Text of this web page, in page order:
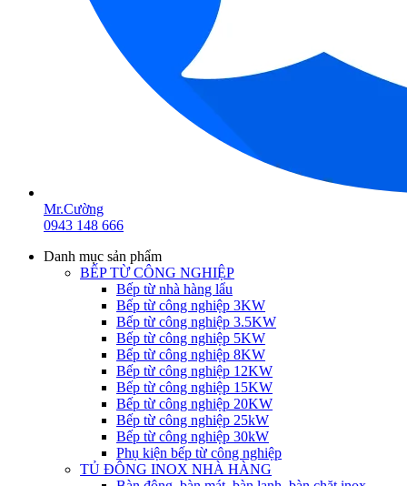
Mr.Cường
0943 148 666
Danh mục sản phẩm
BẾP TỪ CÔNG NGHIỆP
Bếp từ nhà hàng lẩu
Bếp từ công nghiệp 3KW
Bếp từ công nghiệp 3.5KW
Bếp từ công nghiệp 5KW
Bếp từ công nghiệp 8KW
Bếp từ công nghiệp 12KW
Bếp từ công nghiệp 15KW
Bếp từ công nghiệp 20KW
Bếp từ công nghiệp 25kW
Bếp từ công nghiệp 30kW
Phụ kiện bếp từ công nghiệp
TỦ ĐÔNG INOX NHÀ HÀNG